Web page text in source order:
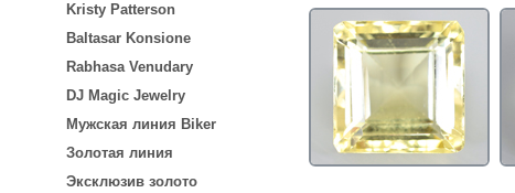
Kristy Patterson
Baltasar Konsione
Rabhasa Venudary
DJ Magic Jewelry
Мужская линия Biker
Золотая линия
Эксклюзив золото